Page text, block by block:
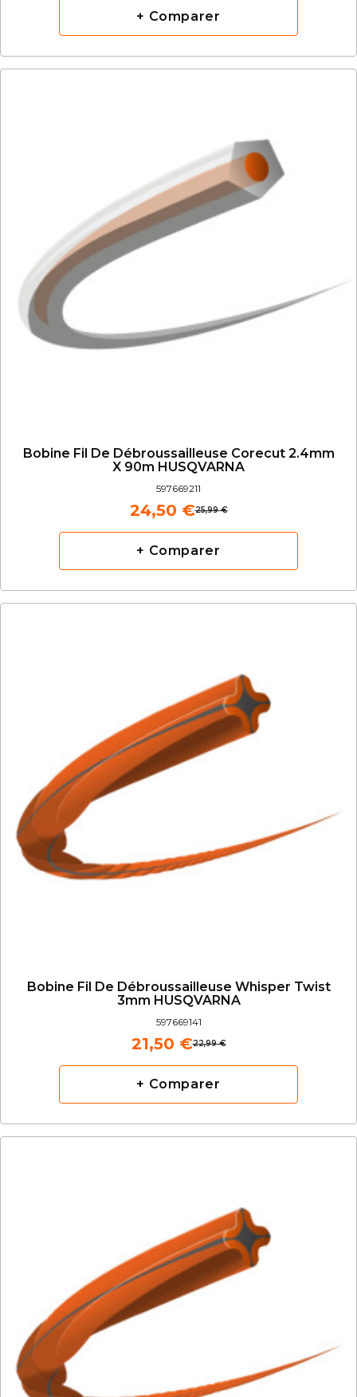
+ Comparer
Bobine Fil De Débroussailleuse Corecut 2.4mm
X 90m HUSQVARNA
597669211
25,99 €
24,50 €
+ Comparer
Bobine Fil De Débroussailleuse Whisper Twist
3mm HUSQVARNA
597669141
22,99 €
21,50 €
+ Comparer